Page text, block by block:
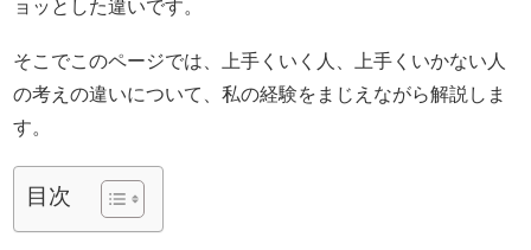
ョッとした違いです。
そこでこのページでは、上手くいく人、上手くいかない人
の考えの違いについて、私の経験をまじえながら解説しま
す。
目次